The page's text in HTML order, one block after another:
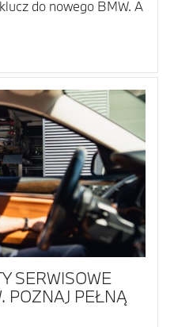
do nowego BMW. A
SERWISOWE
POZNAJ PEŁNĄ